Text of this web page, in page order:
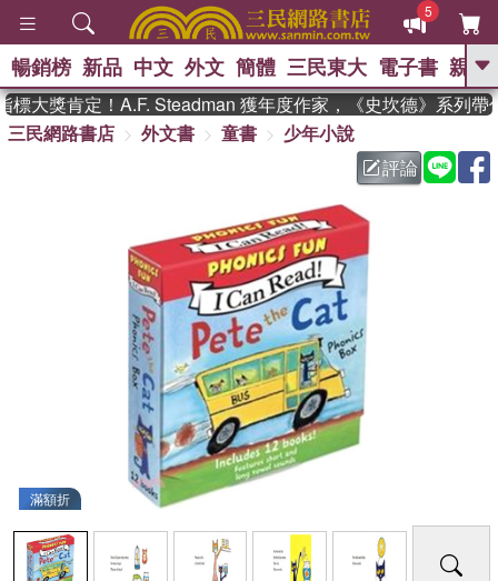
5
GO
熱搜： 東野圭吾 、
父親節 、 如果歷
暑期推薦 、 國際布克
獎 臺灣漫遊錄 、 方念華
登輝時代 、 數學女孩：黎曼猜想
偉大的迷走神經
暢銷榜 新品 中文 外文 簡體 三民東大 電子書 親子
大獎肯定！A.F. Steadman 獲年度作家，《史坎德》系列帶
三民網路書店
外文書 童書
少年小說
評論
滿額折